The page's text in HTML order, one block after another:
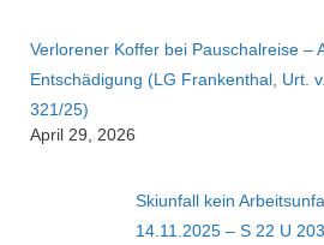
Verlorener Koffer bei Pauschalreise –
Entschädigung (LG Frankenthal, Urt.
321/25)
April 29, 2026
Skiunfall kein
14.11.2025 – S 22 U